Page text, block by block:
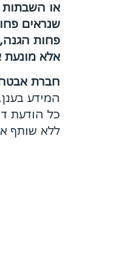
או השבתות
פחות
אלא
חברת
המידע
כל הודעת
ללא שותף